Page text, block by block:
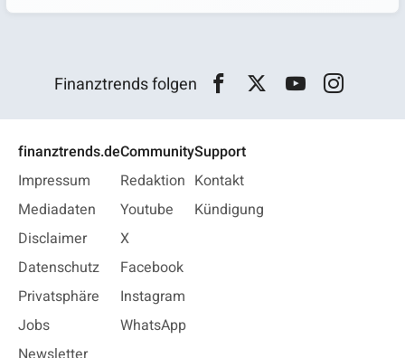
Finanztrends folgen
finanztrends.de
Impressum
Mediadaten
Disclaimer
Datenschutz
Privatsphäre
Jobs
Community
Redaktion
Youtube
X
Facebook
Instagram
WhatsApp
Support
Kontakt
Kündigung